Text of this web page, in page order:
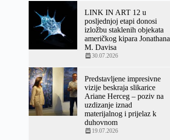
LINK IN ART 12 u
posljednjoj etapi donosi
izložbu staklenih objekata
američkog kipara Jonathana
M. Davisa
30.07.2026
Predstavljene impresivne
vizije beskraja slikarice
Ariane Herceg – poziv na
uzdizanje iznad
materijalnog i prijelaz k
duhovnom
19.07.2026